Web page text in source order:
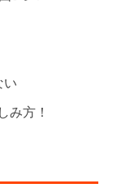
い
み方！